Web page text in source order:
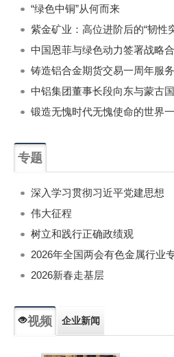
“绿色中铜”从何而来
紫金矿业：高位进阶后的“韧性
中国恩菲与绿色动力签署战略
铸造铝合金期货交易一周年服
专题
深入学习贯彻习近平党建思想
伟大征程
树立和践行正确政绩观
2026年全国两会有色金属行业
2026新春走基层
视频 企业新闻